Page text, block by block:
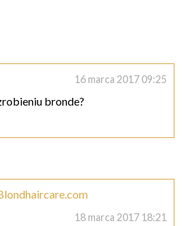
16 marca 2017 09:25
bronde?
18 marca 2017 18:21